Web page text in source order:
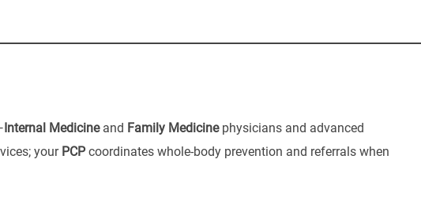
Internal Medicineand Family Medicinephysicians and advanced
your PCPcoordinates whole-body prevention and referrals when